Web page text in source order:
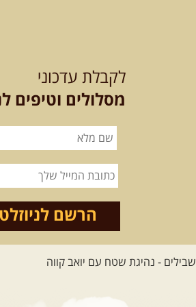
האם אתם מחפשים חוויה מיוחדת
בטבע? מחפשים חוויה שתעניק לכם ...
שישי- ממרומי
הגליל העליון למורדות הירדן
נצא מג'ש שבמורדות הר מירון, נמשיך
לאורך נחל דישון ונעצור ...[המשך]
לכל הטיולים
לקבלת עדכוני
מסלולים וטיפים
הרשם